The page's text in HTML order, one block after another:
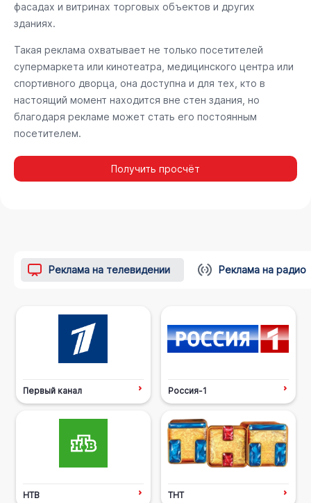
фасадах и витринах торговых объектов и других
зданиях.
Такая реклама охватывает не только посетителей
супермаркета или кинотеатра, медицинского центра или
спортивного дворца, она доступна и для тех, кто в
настоящий момент находится вне стен здания, но
благодаря рекламе может стать его постоянным
посетителем.
Получить просчёт
Реклама на телевидении Реклама на радио
Первый канал Россия-1
НТВ ТНТ